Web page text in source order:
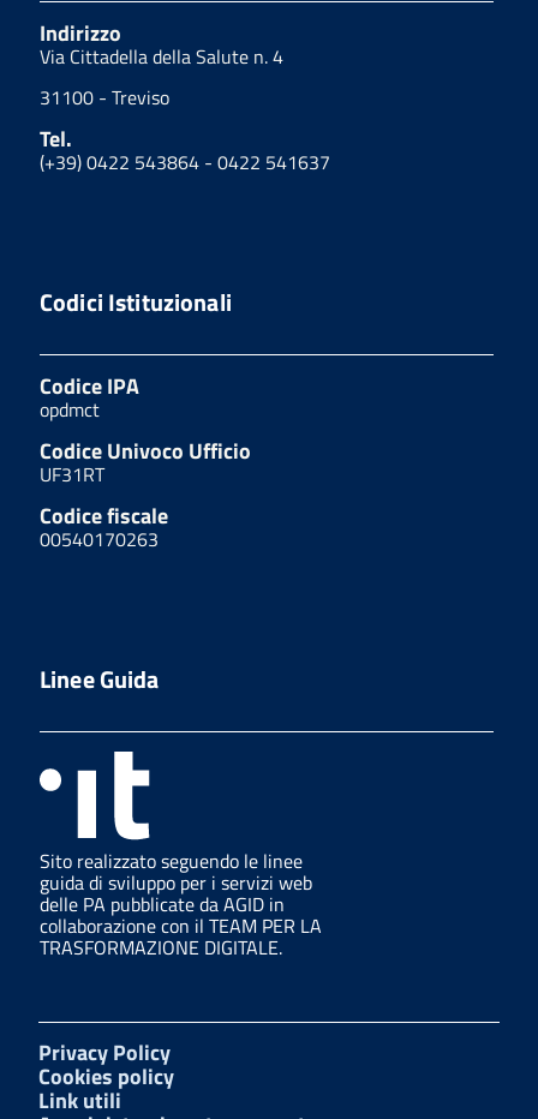
Indirizzo
Via Cittadella della Salute n. 4
31100 - Treviso
Tel.
(+39) 0422 543864 - 0422 541637
Codici Istituzionali
Codice IPA
opdmct
Codice Univoco Ufficio
UF31RT
Codice fiscale
00540170263
Linee Guida
Sito realizzato seguendo le linee
guida di sviluppo per i servizi web
delle PA pubblicate da AGID in
collaborazione con il TEAM PER LA
TRASFORMAZIONE DIGITALE.
Privacy Policy
Cookies policy
Link utili